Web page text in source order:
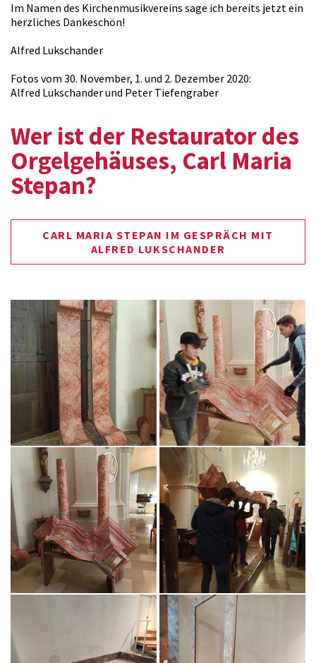
Im Namen des Kirchenmusikvereins sage ich bereits jetzt ein
herzliches Dankeschön!
Alfred Lukschander
Fotos vom 30. November, 1. und 2. Dezember 2020:
Alfred Lukschander und Peter Tiefengraber
Wer ist der Restaurator des
Orgelgehäuses, Carl Maria
Stepan?
CARL MARIA STEPAN IM GESPRÄCH MIT
ALFRED LUKSCHANDER